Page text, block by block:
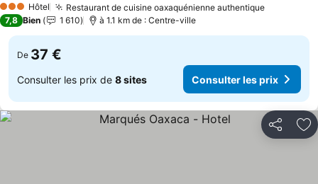
3 ÉtoilesHôtel Restaurant de cuisine oaxaquénienne authentique
7,8 Bien 1 610 à 1.1 km de : Centre-ville
De 37 €
Consulter les prix de 8 sites Consulter les prix
Partager